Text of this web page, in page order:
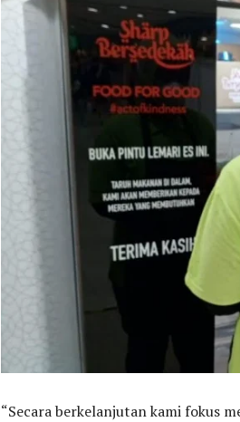
“Secara berkelanjutan kami fokus